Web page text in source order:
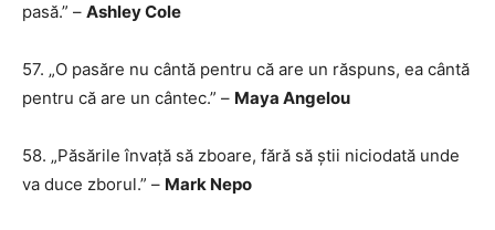
pasă.” – Ashley Cole
57. „O pasăre nu cântă pentru că are un răspuns, ea cântă
pentru că are un cântec.” – Maya Angelou
58. „Păsările învață să zboare, fără să știi niciodată unde
va duce zborul.” – Mark Nepo